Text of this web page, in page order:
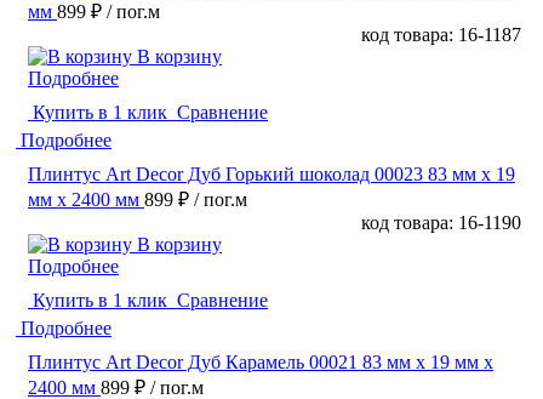
мм 899 ₽ / пог.м
код товара: 16-1187
В корзину
Подробнее
Купить в 1 клик Сравнение
Подробнее
Плинтус Art Decor Дуб Горький шоколад 00023 83 мм х 19
мм х 2400 мм 899 ₽ / пог.м
код товара: 16-1190
В корзину
Подробнее
Купить в 1 клик Сравнение
Подробнее
Плинтус Art Decor Дуб Карамель 00021 83 мм х 19 мм х
2400 мм 899 ₽ / пог.м